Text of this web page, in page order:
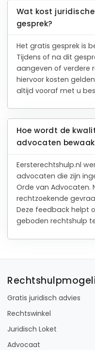
Wat kost
gesprek?
Het gratis gesprek is
Tijdens of na dit
aangeven of verdere
hiervoor kosten
altijd vooraf met u
Hoe wordt de
advocaten
Eersterechtshulp.nl
advocaten die zijn
Orde van Advocaten.
rechtzoekende
Deze feedback helpt
geboden rechtshulp
Gratis juridisch advies
Rechtswinkel
Juridisch Loket
Advocaat